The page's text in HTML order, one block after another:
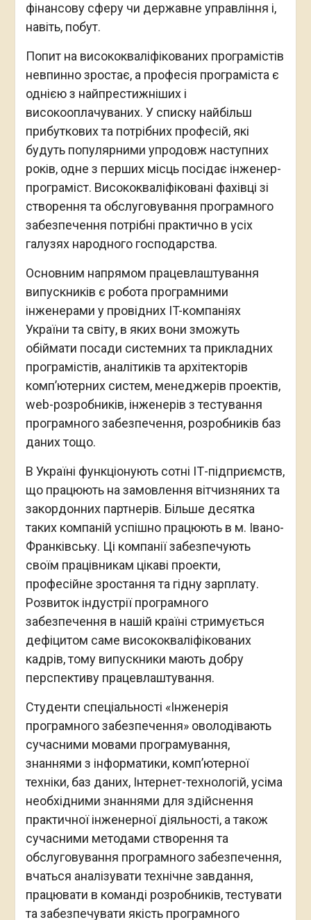
фінансову сферу чи державне управління і,
навіть, побут.
Попит на висококваліфікованих програмістів
невпинно зростає, а професія програміста є
однією з найпрестижніших і
високооплачуваних. У списку найбільш
прибуткових та потрібних професій, які
будуть популярними упродовж наступних
років, одне з перших місць посідає інженер-
програміст. Висококваліфіковані фахівці зі
створення та обслуговування програмного
забезпечення потрібні практично в усіх
галузях народного господарства.
Основним напрямом працевлаштування
випускників є робота програмними
інженерами у провідних IT-компаніях
України та світу, в яких вони зможуть
обіймати посади системних та прикладних
програмістів, аналітиків та архітекторів
комп’ютерних систем, менеджерів проектів,
web-розробників, інженерів з тестування
програмного забезпечення, розробників баз
даних тощо.
В Україні функціонують сотні ІТ-підприємств,
що працюють на замовлення вітчизняних та
закордонних партнерів. Більше десятка
таких компаній успішно працюють в м. Івано-
Франківську. Ці компанії забезпечують
своїм працівникам цікаві проекти,
професійне зростання та гідну зарплату.
Розвиток індустрії програмного
забезпечення в нашій країні стримується
дефіцитом саме висококваліфікованих
кадрів, тому випускники мають добру
перспективу працевлаштування.
Студенти спеціальності «Інженерія
програмного забезпечення» оволодівають
сучасними мовами програмування,
знаннями з інформатики, комп’ютерної
техніки, баз даних, Інтернет-технологій, усіма
необхідними знаннями для здійснення
практичної інженерної діяльності, а також
сучасними методами створення та
обслуговування програмного забезпечення,
вчаться аналізувати технічне завдання,
працювати в команді розробників, тестувати
та забезпечувати якість програмного